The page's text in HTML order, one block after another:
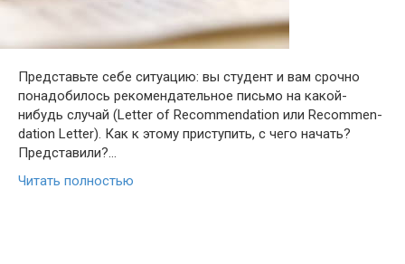
Представьте себе ситуацию: вы студент и вам срочно
понадобилось рекомендательное письмо на какой-
нибудь случай (Let­ter of Rec­om­men­da­tion или Rec­om­men­
da­tion Let­ter). Как к этому приступить, с чего начать?
Представили?…
Читать полностью